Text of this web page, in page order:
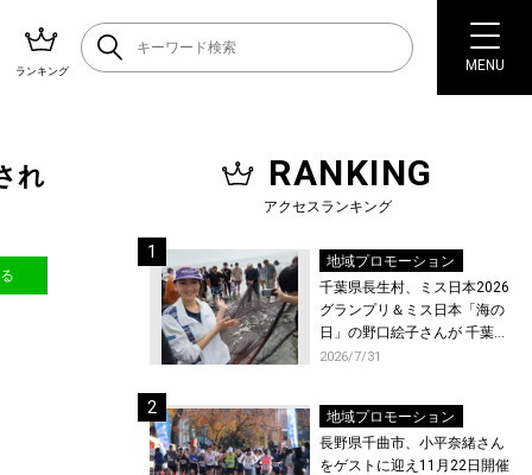
ランキング MENU
れ RANKING
アクセスランキング
地域プロモーション
千葉県長生村、ミス日本2026
グランプリ＆ミス日本「海の
日」の野口絵子さんが 千葉県
唯一の村・長生村で地引網を
2026/7/31
地域プロモーション
長野県千曲市、小平奈緒さん
をゲストに迎え11月22日開催